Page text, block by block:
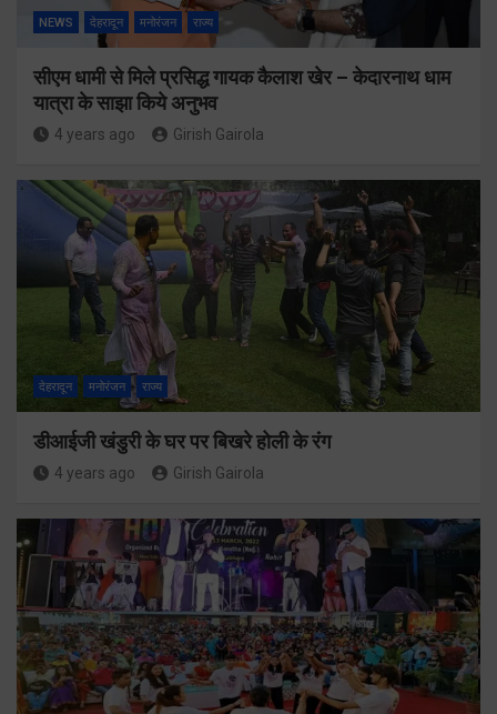
NEWS देहरादून मनोरंजन राज्य
सीएम धामी से मिले प्रसिद्ध गायक कैलाश खेर – केदारनाथ धाम
यात्रा के साझा किये अनुभव
4 years ago Girish Gairola
देहरादून मनोरंजन राज्य
डीआईजी खंडुरी के घर पर बिखरे होली के रंग
4 years ago Girish Gairola